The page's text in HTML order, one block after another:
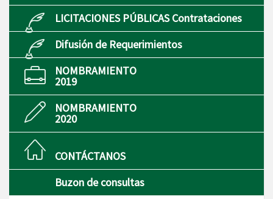
LICITACIONES PÚBLICAS Contrataciones
Difusión de Requerimientos
NOMBRAMIENTO
2019
NOMBRAMIENTO
2020
CONTÁCTANOS
Buzon de consultas